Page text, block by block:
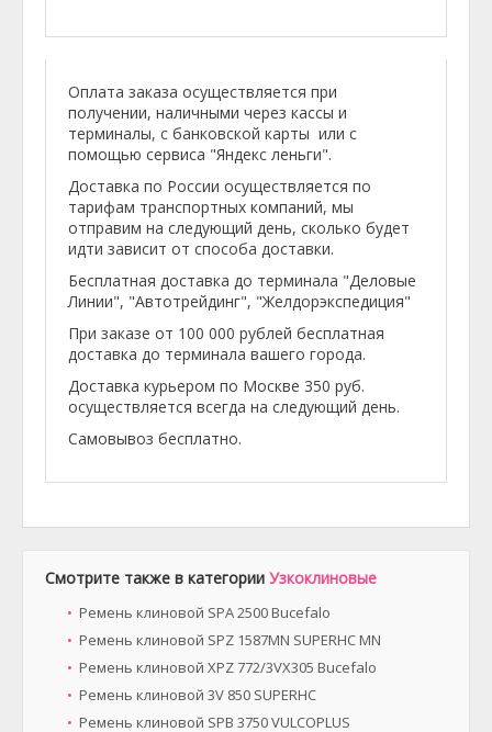
Оплата заказа осуществляется при
получении, наличными через кассы и
терминалы, с банковской карты или с
помощью сервиса "Яндекс леньги".
Доставка по России осуществляется по
тарифам транспортных компаний, мы
отправим на следующий день, сколько будет
идти зависит от способа доставки.
Бесплатная доставка до терминала "Деловые
Линии", "Автотрейдинг", "Желдорэкспедиция"
При заказе от 100 000 рублей бесплатная
доставка до терминала вашего города.
Доставка курьером по Москве 350 руб.
осуществляется всегда на следующий день.
Самовывоз бесплатно.
Смотрите также в категории Узкоклиновые
Ремень клиновой SPA 2500 Bucefalo
Ремень клиновой SPZ 1587MN SUPERHC MN
Ремень клиновой XPZ 772/3VX305 Bucefalo
Ремень клиновой 3V 850 SUPERHC
Ремень клиновой SPB 3750 VULCOPLUS